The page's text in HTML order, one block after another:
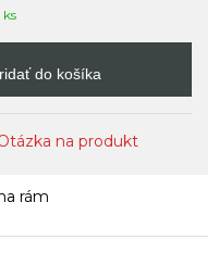
ks
do košíka
na produkt
rám